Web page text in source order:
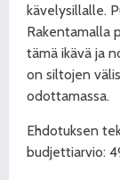
kävelysillalle.
Rakentamalla
tämä ikävä ja
on siltojen
odottamassa.
Ehdotuksen
budjettiarvio: